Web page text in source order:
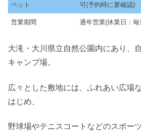
ペット 可(予約時に要確認)
営業期間 通年営業(休業日：
大滝・大川県立自然公園内にあり、
キャンプ場。
広々とした敷地には、ふれあい広場
はじめ、
野球場やテニスコートなどのスポー